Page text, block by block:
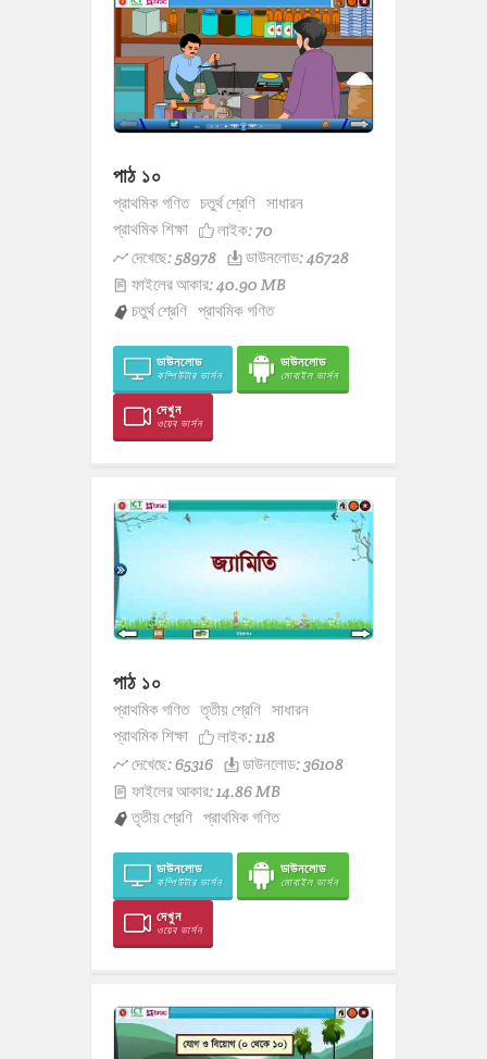
পাঠ ১০
প্রাথমিক গণিত চতুর্থ শ্রেণি সাধারন
প্রাথমিক শিক্ষা
লাইক:70
দেখেছে: 58978
ডাউনলোড: 46728
ফাইলের আকার: 40.90 MB
চতুর্থ শ্রেণি প্রাথমিক গণিত
ডাউনলোড
কম্পিউটার ভার্সন
ডাউনলোড
মোবাইল ভার্সন
দেখুন
ওয়েব ভার্সন
পাঠ ১০
প্রাথমিক গণিত তৃতীয় শ্রেণি সাধারন
প্রাথমিক শিক্ষা
লাইক:118
দেখেছে: 65316
ডাউনলোড: 36108
ফাইলের আকার: 14.86 MB
তৃতীয় শ্রেণি প্রাথমিক গণিত
ডাউনলোড
কম্পিউটার ভার্সন
ডাউনলোড
মোবাইল ভার্সন
দেখুন
ওয়েব ভার্সন